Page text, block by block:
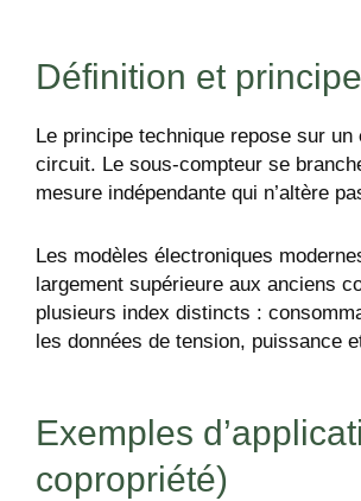
Définition et
Le principe technique repose sur un
circuit. Le sous-compteur se
mesure indépendante qui n’altère
Les modèles électroniques
largement supérieure aux anciens
plusieurs index distincts :
les données de tension, puissance
Exemples
copropriété)